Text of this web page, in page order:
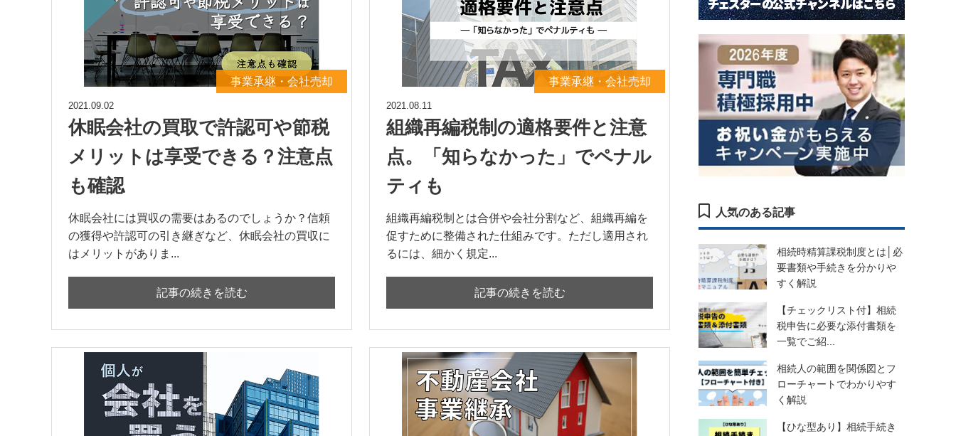
事業承継・会社売却
2021.09.02
休眠会社の買取で許認可や節税
メリットは享受できる？注意点
も確認
休眠会社には買収の需要はあるのでしょうか？信頼
の獲得や許認可の引き継ぎなど、休眠会社の買収に
はメリットがありま...
記事の続きを読む
事業承継・会社売却
2021.08.11
組織再編税制の適格要件と注意
点。「知らなかった」でペナル
ティも
組織再編税制とは合併や会社分割など、組織再編を
促すために整備された仕組みです。ただし適用され
るには、細かく規定...
記事の続きを読む
人気のある記事
相続時精算課税制度とは│必
要書類や手続きを分かりや
すく解説
【チェックリスト付】相続
税申告に必要な添付書類を
一覧でご紹...
相続人の範囲を関係図とフ
ローチャートでわかりやす
く解説
【ひな型あり】相続手続き